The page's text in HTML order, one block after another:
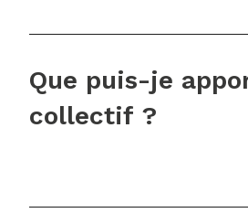
Que puis-je
collectif ?